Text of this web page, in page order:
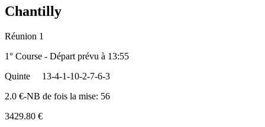
Chantilly
Réunion 1
1° Course - Départ prévu à 13:55
Quinte
13-4-1-10-2-7-6-3
2.0 €-NB de fois la mise: 56
3429.80 €